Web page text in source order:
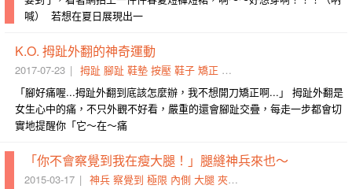
喊） 若想在夏日展現出一
K.O. 拇趾外翻的神奇運動
2017-07-23 拇趾 腳趾 鞋墊 按壓 鞋子 矯正 救回來
「腳好痛喔...拇趾外翻到底該怎麼辦，我不想開刀矯正啊...」 拇趾外翻是
女生心中的痛，不只外觀不好看，嚴重的還會腳趾交疊，每走一步都會切
實地提醒你「它～在～痛
「你不會察覺到我在瘦大腿！」腿縫神兵來也～
2015-03-17 神兵 察覺到 極限 內側 大腿 夾緊